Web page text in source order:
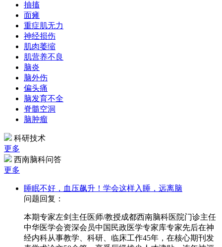
抽搐
面瘫
重症肌无力
神经损伤
肌肉萎缩
肌营养不良
脑炎
脑外伤
偏头痛
脑发育不全
脊髓空洞
脑肿瘤
科研技术
更多
西南脑科问答
更多
睡眠不好，血压飙升！学会这样入睡，远离脑
问题回复：
本期专家左剑主任医师/教授成都西南脑科医院门诊主任
中华医学会资深会员中国民政医学专家库专家先后在神
经内科从事教学、科研、临床工作45年，在核心期刊发